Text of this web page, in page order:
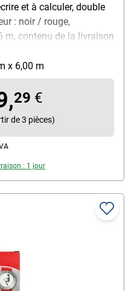
et à calculer, double
: noir / rouge,
contenu de la livraison
x 6,00 m
29 €
de 3 pièces)
: 1 jour